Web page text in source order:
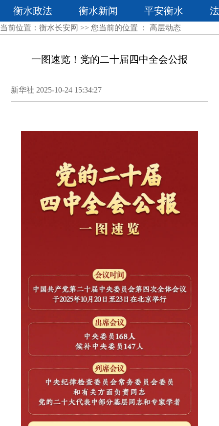
衡水政法 衡水新闻 平安衡水
当前位置： 衡水长安网 >> 您当前的位置 ： 高层动态
一图速览！党的二十届四中全会公报
新华社 2025-10-24 15:34:27